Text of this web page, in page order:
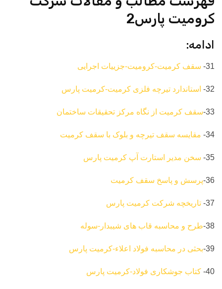
کرومیت پارس2
ادامه:
31- سقف کرمیت-کرومیت-جزییات اجرایی
32- استاندارد تیرچه فلزی کرمیت-کرمیت پارس
33- سقف کرمیت از نگاه مرکز تحقیقات ساختمان
34- مقایسه سقف تیرچه و بلوک با سقف کرمیت
35- سخن مدیر استارت آپ کرمیت پارس
36- پرسش و پاسخ سقف کرمیت
37- تاریخچه شرکت کرمیت پارس
38- طرح و محاسبه قاب های شیبدار-سوله
39- بحثی در محاسبه فولاد اعلاء-کرمیت پارس
40- کتاب جوشکاری فولاد-کرمیت پارس